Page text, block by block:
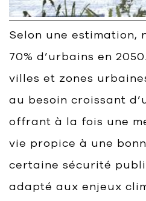
Selon une estimation,
70% d’urbains en
villes et zones
au besoin croissant
offrant à la fois une
vie propice à une
certaine sécurité
adapté aux enjeux